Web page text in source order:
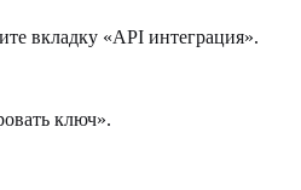
вкладку «API интеграция».
ключ».